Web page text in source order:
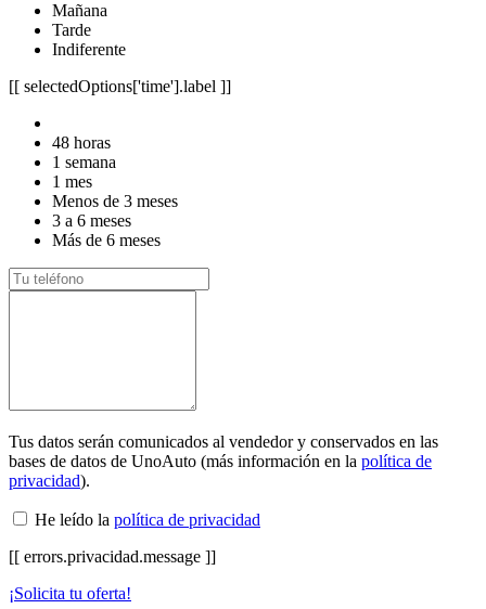
Mañana
Tarde
Indiferente
[[ selectedOptions['time'].label ]]
48 horas
1 semana
1 mes
Menos de 3 meses
3 a 6 meses
Más de 6 meses
Tus datos serán comunicados al vendedor y conservados en las
bases de datos de UnoAuto (más información en la política de
privacidad).
He leído la política de privacidad
[[ errors.privacidad.message ]]
¡Solicita tu oferta!